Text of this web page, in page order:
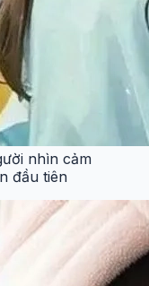
nhìn cảm
đầu tiên